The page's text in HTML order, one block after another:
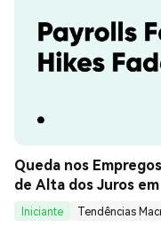
Queda nos
de Alta dos Juros
Iniciante
Tendências